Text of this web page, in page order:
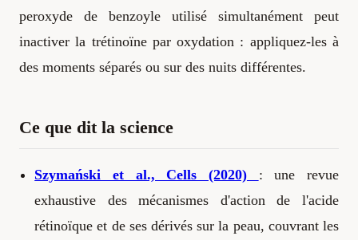
peroxyde de benzoyle utilisé simultanément peut
inactiver la trétinoïne par oxydation : appliquez-les à
des moments séparés ou sur des nuits différentes.
Ce que dit la science
Szymański et al., Cells (2020)
: une revue
exhaustive des mécanismes d'action de l'acide
rétinoïque et de ses dérivés sur la peau, couvrant les